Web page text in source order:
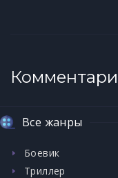
Все жанры
Боевик
Триллер